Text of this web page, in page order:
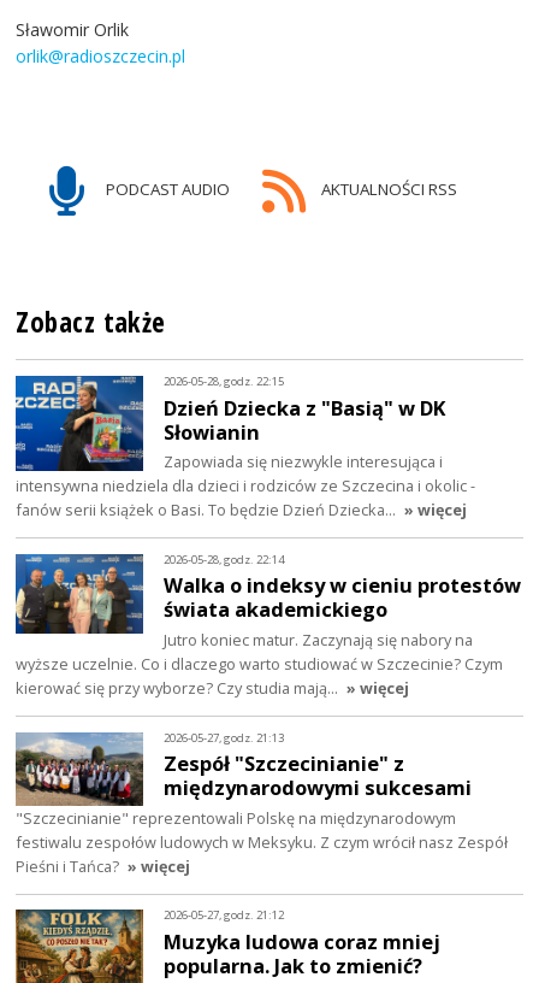
Sławomir Orlik
orlik@radioszczecin.pl
PODCAST AUDIO AKTUALNOŚCI RSS
Zobacz także
2026-05-28, godz. 22:15
Dzień Dziecka z "Basią" w DK
Słowianin
Zapowiada się niezwykle interesująca i
intensywna niedziela dla dzieci i rodziców ze Szczecina i okolic -
fanów serii książek o Basi. To będzie Dzień Dziecka… » więcej
2026-05-28, godz. 22:14
Walka o indeksy w cieniu protestów
świata akademickiego
Jutro koniec matur. Zaczynają się nabory na
wyższe uczelnie. Co i dlaczego warto studiować w Szczecinie? Czym
kierować się przy wyborze? Czy studia mają… » więcej
2026-05-27, godz. 21:13
Zespół "Szczecinianie" z
międzynarodowymi sukcesami
"Szczecinianie" reprezentowali Polskę na międzynarodowym
festiwalu zespołów ludowych w Meksyku. Z czym wrócił nasz Zespół
Pieśni i Tańca? » więcej
2026-05-27, godz. 21:12
Muzyka ludowa coraz mniej
popularna. Jak to zmienić?